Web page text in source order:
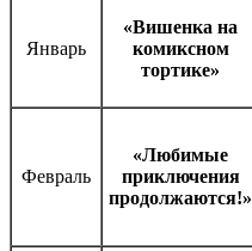
Январь
«Вишенка на
комиксном
тортике»
Февраль
«Любимые
приключения
продолжаются!»